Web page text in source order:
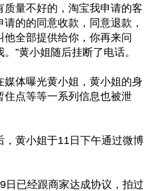
质量不好的，淘宝我申请的客
的的同意收款，同意退款，
全部提供给你，你再来问
”黄小姐随后挂断了电话。
媒体曝光黄小姐，黄小姐的身
住点等等一系列信息也被泄
，黄小姐于11日下午通过微博
日已经跟商家达成协议，拍过